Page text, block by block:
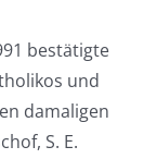
bestätigte
und
damaligen
S. E.